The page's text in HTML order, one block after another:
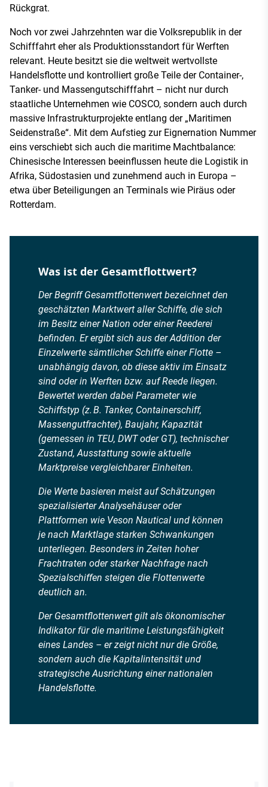
Rückgrat.
Noch vor zwei Jahrzehnten war die Volksrepublik in der
Schifffahrt eher als Produktionsstandort für Werften
relevant. Heute besitzt sie die weltweit wertvollste
Handelsflotte und kontrolliert große Teile der Container-,
Tanker- und Massengutschifffahrt – nicht nur durch
staatliche Unternehmen wie COSCO, sondern auch durch
massive Infrastrukturprojekte entlang der „Maritimen
Seidenstraße“. Mit dem Aufstieg zur Eignernation Nummer
eins verschiebt sich auch die maritime Machtbalance:
Chinesische Interessen beeinflussen heute die Logistik in
Afrika, Südostasien und zunehmend auch in Europa –
etwa über Beteiligungen an Terminals wie Piräus oder
Rotterdam.
Was ist der Gesamtflottwert?
Der Begriff Gesamtflottenwert bezeichnet den
geschätzten Marktwert aller Schiffe, die sich
im Besitz einer Nation oder einer Reederei
befinden. Er ergibt sich aus der Addition der
Einzelwerte sämtlicher Schiffe einer Flotte –
unabhängig davon, ob diese aktiv im Einsatz
sind oder in Werften bzw. auf Reede liegen.
Bewertet werden dabei Parameter wie
Schiffstyp (z. B. Tanker, Containerschiff,
Massengutfrachter), Baujahr, Kapazität
(gemessen in TEU, DWT oder GT), technischer
Zustand, Ausstattung sowie aktuelle
Marktpreise vergleichbarer Einheiten.
Die Werte basieren meist auf Schätzungen
spezialisierter Analysehäuser oder
Plattformen wie Veson Nautical und können
je nach Marktlage starken Schwankungen
unterliegen. Besonders in Zeiten hoher
Frachtraten oder starker Nachfrage nach
Spezialschiffen steigen die Flottenwerte
deutlich an.
Der Gesamtflottenwert gilt als ökonomischer
Indikator für die maritime Leistungsfähigkeit
eines Landes – er zeigt nicht nur die Größe,
sondern auch die Kapitalintensität und
strategische Ausrichtung einer nationalen
Handelsflotte.